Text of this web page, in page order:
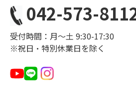
042-573-
受付時間：月〜土 9:30-17:30
※祝日・特別休業日を除く